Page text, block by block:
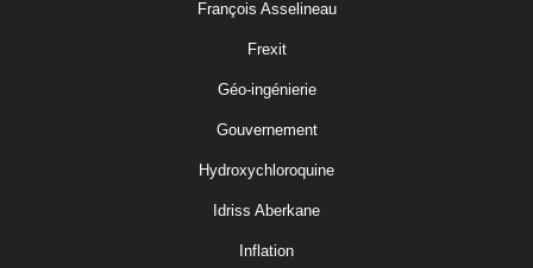
François Asselineau
Frexit
Géo-ingénierie
Gouvernement
Hydroxychloroquine
Idriss Aberkane
Inflation